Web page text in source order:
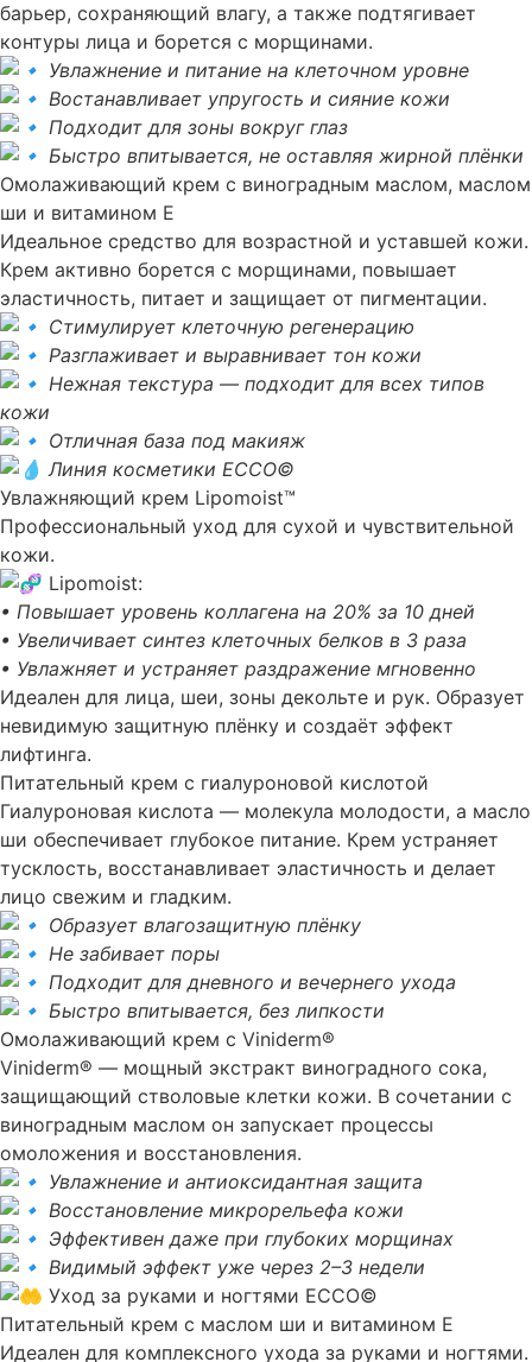
барьер, сохраняющий влагу, а также подтягивает
контуры лица и борется с морщинами.
Увлажнение и питание на клеточном уровне
Востанавливает упругость и сияние кожи
Подходит для зоны вокруг глаз
Быстро впитывается, не оставляя жирной плёнки
Омолаживающий крем с виноградным маслом, маслом
ши и витамином Е
Идеальное средство для возрастной и уставшей кожи.
Крем активно борется с морщинами, повышает
эластичность, питает и защищает от пигментации.
Стимулирует клеточную регенерацию
Разглаживает и выравнивает тон кожи
Нежная текстура — подходит для всех типов
кожи
Отличная база под макияж
Линия косметики ECCO©
Увлажняющий крем Lipomoist™
Профессиональный уход для сухой и чувствительной
кожи.
Lipomoist:
• Повышает уровень коллагена на 20% за 10 дней
• Увеличивает синтез клеточных белков в 3 раза
• Увлажняет и устраняет раздражение мгновенно
Идеален для лица, шеи, зоны декольте и рук. Образует
невидимую защитную плёнку и создаёт эффект
лифтинга.
Питательный крем с гиалуроновой кислотой
Гиалуроновая кислота — молекула молодости, а масло
ши обеспечивает глубокое питание. Крем устраняет
тусклость, восстанавливает эластичность и делает
лицо свежим и гладким.
Образует влагозащитную плёнку
Не забивает поры
Подходит для дневного и вечернего ухода
Быстро впитывается, без липкости
Омолаживающий крем с Viniderm®
Viniderm® — мощный экстракт виноградного сока,
защищающий стволовые клетки кожи. В сочетании с
виноградным маслом он запускает процессы
омоложения и восстановления.
Увлажнение и антиоксидантная защита
Восстановление микрорельефа кожи
Эффективен даже при глубоких морщинах
Видимый эффект уже через 2–3 недели
Уход за руками и ногтями ECCO©
Питательный крем с маслом ши и витамином Е
Идеален для комплексного ухода за руками и ногтями.